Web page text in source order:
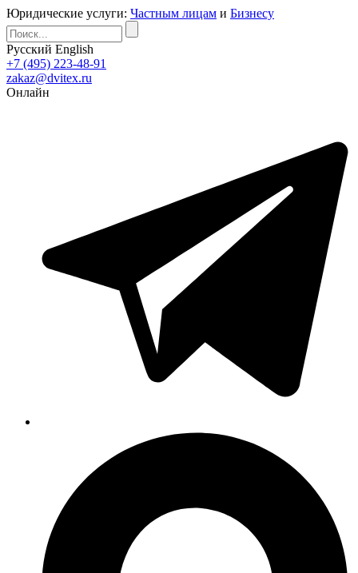
Юридические услуги: Частным лицам и Бизнесу
Русский English
+7 (495) 223-48-91
zakaz@dvitex.ru
Онлайн